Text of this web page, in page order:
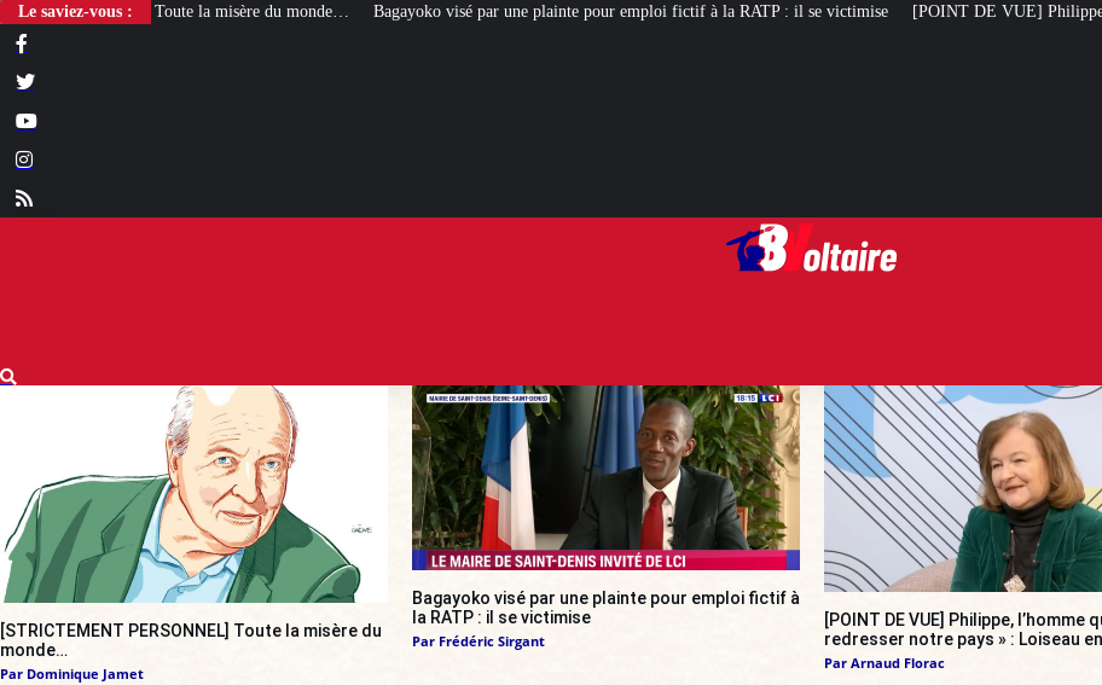
Le saviez-vous :
la misère du monde… Bagayoko visé par une plainte pour emploi fictif à la RATP : il se victimise [POINT DE VUE] Philippe, l’homme qui « veut
[STRICTEMENT PERSONNEL] Toute la misère du
monde…
Par Dominique Jamet
Bagayoko visé par une plainte pour emploi fictif à
la RATP : il se victimise
Par Frédéric Sirgant
[POINT DE VUE] Philippe, l’homme
redresser notre pays » : Loiseau
Par Arnaud Florac